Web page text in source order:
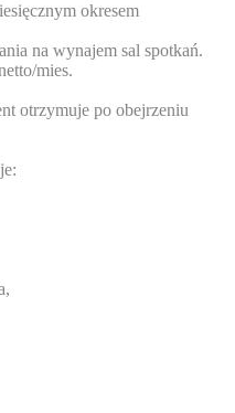
okresem
na wynajem sal spotkań.
mies.
otrzymuje po obejrzeniu